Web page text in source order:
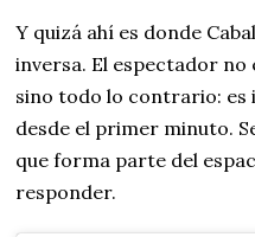
Y quizá ahí es donde
inversa. El espectador no
sino todo lo contrario: es
desde el primer minuto.
que forma parte del
responder.